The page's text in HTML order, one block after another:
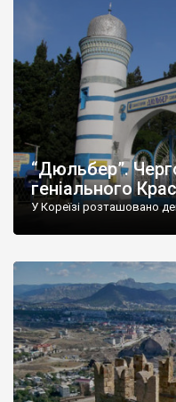
“Дюльбер”.
геніального
У Кореїзі розташовано